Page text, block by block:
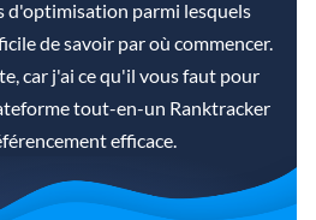
d'optimisation parmi lesquels
de savoir par où commencer.
car j'ai ce qu'il vous faut pour
tout-en-un Ranktracker
efficace.